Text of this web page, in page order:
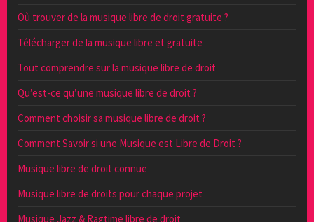
Où trouver de la musique libre de droit gratuite ?
Télécharger de la musique libre et gratuite
Tout comprendre sur la musique libre de droit
Qu’est-ce qu’une musique libre de droit ?
Comment choisir sa musique libre de droit ?
Comment Savoir si une Musique est Libre de Droit ?
Musique libre de droit connue
Musique libre de droits pour chaque projet
Musique Jazz & Ragtime libre de droit